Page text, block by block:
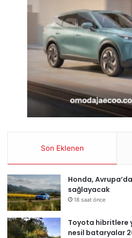
Son Eklenen
Honda,
sağlayacak
18 saat önce
Toyota hibritlere
nesil bataryalar